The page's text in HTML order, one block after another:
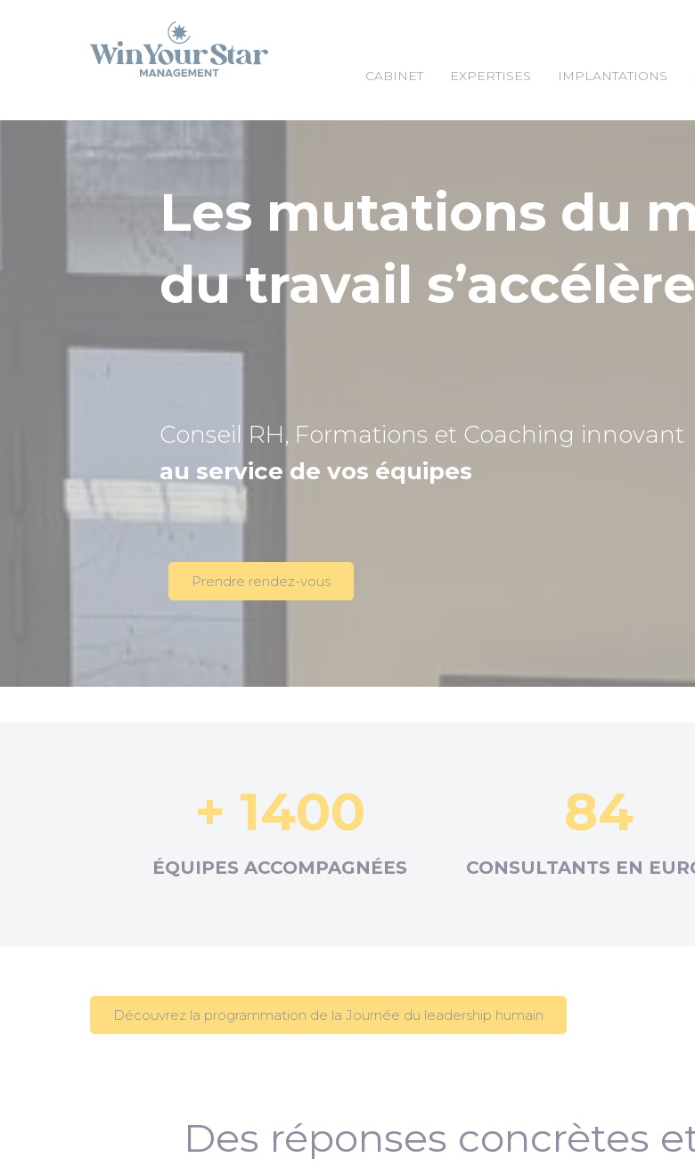
CABINET EXPERTISES IMPLANTATIONS
Les mutations du
du travail
Conseil RH, Formations et Coaching innovant
au service de vos équipes
Prendre rendez-vous
+ 1400
ÉQUIPES ACCOMPAGNÉES
84
CONSULTANTS EN
Découvrez la programmation de la Journée du leadership humain
Des réponses concrètes